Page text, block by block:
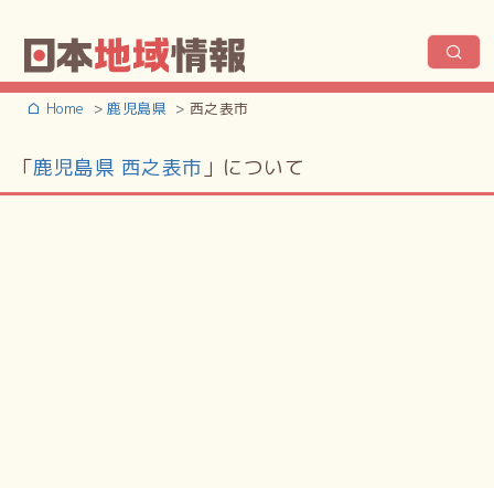
Home 鹿児島県 西之表市
「鹿児島県 西之表市 」について